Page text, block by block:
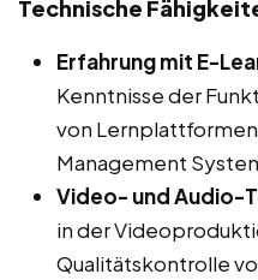
Technische
Erfahrung mit E-
Kenntnisse der
von Lernplattformen
Management
Video- und Audio-
in der
Qualitätskontrolle